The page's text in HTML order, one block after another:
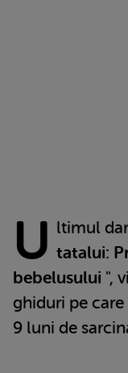
U ltimul
tatalui:
bebelusului ",
ghiduri pe
9 luni de